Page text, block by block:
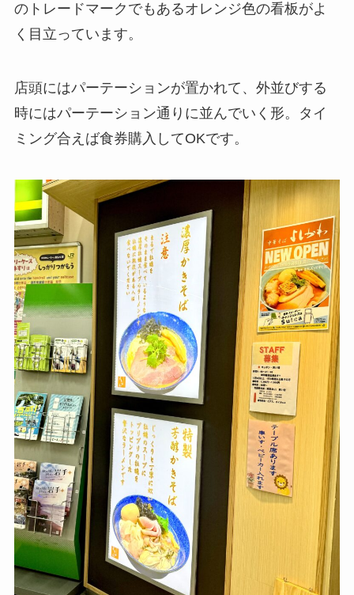
のトレードマークでもあるオレンジ色の看板がよ
く目立っています。
店頭にはパーテーションが置かれて、外並びする
時にはパーテーション通りに並んでいく形。タイ
ミング合えば食券購入してOKです。